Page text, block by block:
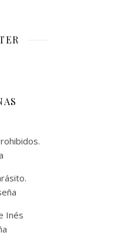
Inés